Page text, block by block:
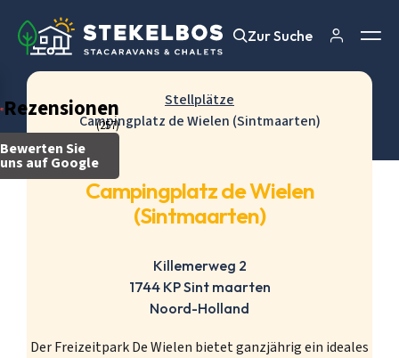
Rezensionen
(257)
Bewerten Sie
uns auf Google
Zur Suche
Zur Suche
Stellplätze
Campingplatz de Wielen (Sintmaarten)
Campingplatz de Wielen
(Sintmaarten)
Killemerweg 2
1744 KP Sint maarten
Noord-Holland
Der Freizeitpark De Wielen bietet ganzjährig ein ideales